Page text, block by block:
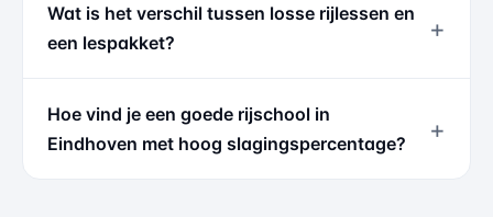
Wat is het verschil tussen losse rijlessen en
een lespakket?
Hoe vind je een goede rijschool in
Eindhoven met hoog slagingspercentage?